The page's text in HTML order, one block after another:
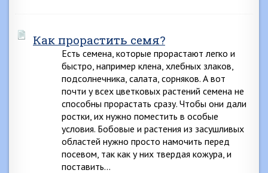
Как прорастить семя?
Есть семена, которые прорастают легко и
быстро, например клена, хлебных злаков,
подсолнечника, салата, сорняков. А вот
почти у всех цветковых растений семена не
способны прорастать сразу. Чтобы они дали
ростки, их нужно поместить в особые
условия. Бобовые и растения из засушливых
областей нужно просто намочить перед
посевом, так как у них твердая кожура, и
поставить…